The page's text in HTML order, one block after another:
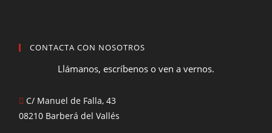
CONTACTA CON NOSOTROS
Llámanos, escríbenos o ven a vernos.
C/ Manuel de Falla, 43
08210 Barberá del Vallés